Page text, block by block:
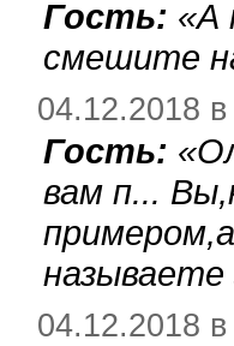
Гость: «А
смешите
04.12.2018
Гость: «
вам п...
04.12.2018